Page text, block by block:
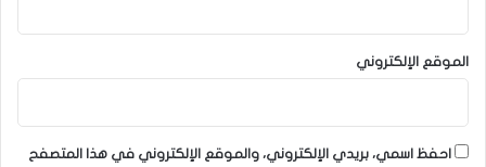
الموقع الإلكتروني
احفظ اسمي، بريدي الإلكتروني، والموقع الإلكتروني في هذا المتصفح